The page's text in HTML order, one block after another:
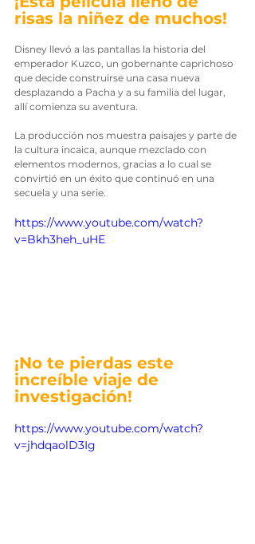
risas la niñez de muchos!
Disney llevó a las pantallas la historia del
emperador Kuzco, un gobernante caprichoso
que decide construirse una casa nueva
desplazando a Pacha y a su familia del lugar,
allí comienza su aventura.
La producción nos muestra paisajes y parte de
la cultura incaica, aunque mezclado con
elementos modernos, gracias a lo cual se
convirtió en un éxito que continuó en una
secuela y una serie.
https://www.youtube.com/watch?
v=Bkh3heh_uHE
¡No te pierdas este
increíble viaje de
investigación!
https://www.youtube.com/watch?
v=jhdqaolD3Ig